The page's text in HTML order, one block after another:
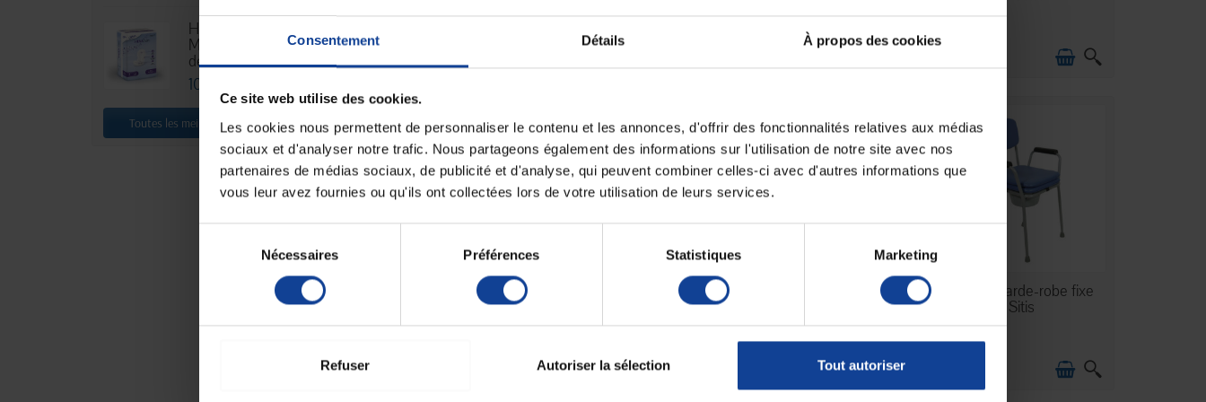
Consentement Détails À propos des cookies
Ce site web utilise des cookies.
Les cookies nous permettent de personnaliser le contenu et les annonces, d'offrir des fonctionnalités relatives aux médias
sociaux et d'analyser notre trafic. Nous partageons également des informations sur l'utilisation de notre site avec nos
partenaires de médias sociaux, de publicité et d'analyse, qui peuvent combiner celles-ci avec d'autres informations que
vous leur avez fournies ou qu'ils ont collectées lors de votre utilisation de leurs services.
consentement
Nécessaires Préférences Statistiques Marketing
Refuser Autoriser la sélection Tout autoriser
HEXA Lady
Maxi - Sachet
de 30
10,88 €
Toutes les meilleures ventes
Seau pour chaise percée
39,90 €
Sit'Flex - Chaise percée
124,90 €
Sit'Roll - Chaise garde- EN STOCK
Chaise garde-robe fixe
Sitis